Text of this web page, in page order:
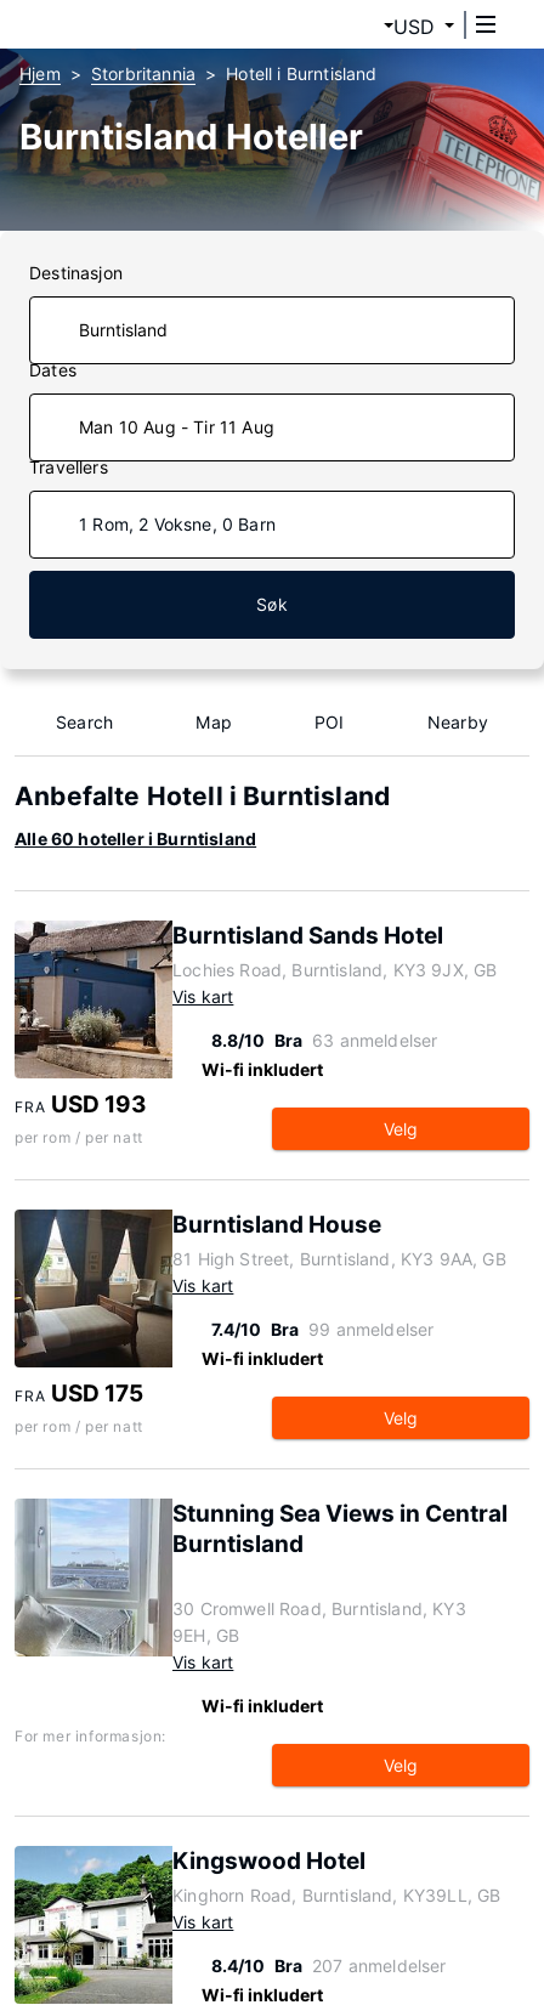
USD
Hjem Storbritannia Hotell i Burntisland
Burntisland Hoteller
Destinasjon
Dates
Man 10 Aug - Tir 11 Aug
Travellers
1 Rom, 2 Voksne, 0 Barn
Søk
Search Map POI Nearby
Anbefalte Hotell i Burntisland
Alle 60 hoteller i Burntisland
Burntisland Sands Hotel
Lochies Road, Burntisland, KY3 9JX, GB
Vis kart
8.8/10 Bra 63 anmeldelser
Wi-fi inkludert
FRA USD 193
per rom / per natt Velg
Burntisland House
81 High Street, Burntisland, KY3 9AA, GB
Vis kart
7.4/10 Bra 99 anmeldelser
Wi-fi inkludert
FRA USD 175
per rom / per natt Velg
Stunning Sea Views in Central
Burntisland
30 Cromwell Road, Burntisland, KY3
9EH, GB
Vis kart
Wi-fi inkludert
For mer informasjon:
Velg
Kingswood Hotel
Kinghorn Road, Burntisland, KY39LL, GB
Vis kart
8.4/10 Bra 207 anmeldelser
Wi-fi inkludert